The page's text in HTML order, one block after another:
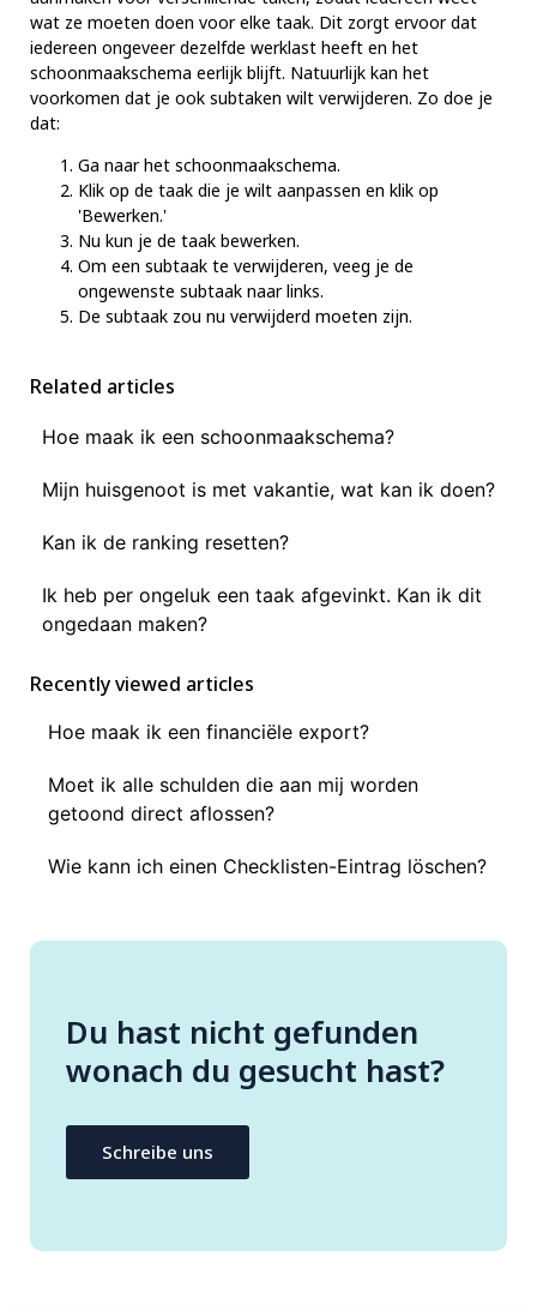
wat ze moeten doen voor elke taak. Dit zorgt ervoor dat
iedereen ongeveer dezelfde werklast heeft en het
schoonmaakschema eerlijk blijft. Natuurlijk kan het
voorkomen dat je ook subtaken wilt verwijderen. Zo doe je
dat:
Ga naar het schoonmaakschema.
Klik op de taak die je wilt aanpassen en klik op
'Bewerken.'
Nu kun je de taak bewerken.
Om een subtaak te verwijderen, veeg je de
ongewenste subtaak naar links.
De subtaak zou nu verwijderd moeten zijn.
Related articles
Hoe maak ik een schoonmaakschema?
Mijn huisgenoot is met vakantie, wat kan ik doen?
Kan ik de ranking resetten?
Ik heb per ongeluk een taak afgevinkt. Kan ik dit
ongedaan maken?
Recently viewed articles
Hoe maak ik een financiële export?
Moet ik alle schulden die aan mij worden
getoond direct aflossen?
Wie kann ich einen Checklisten-Eintrag löschen?
Du hast nicht gefunden
wonach du gesucht hast?
Schreibe uns